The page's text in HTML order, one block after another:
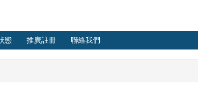
態 推廣註冊 聯絡我們